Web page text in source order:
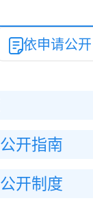
依申请公开
公开指南
公开制度